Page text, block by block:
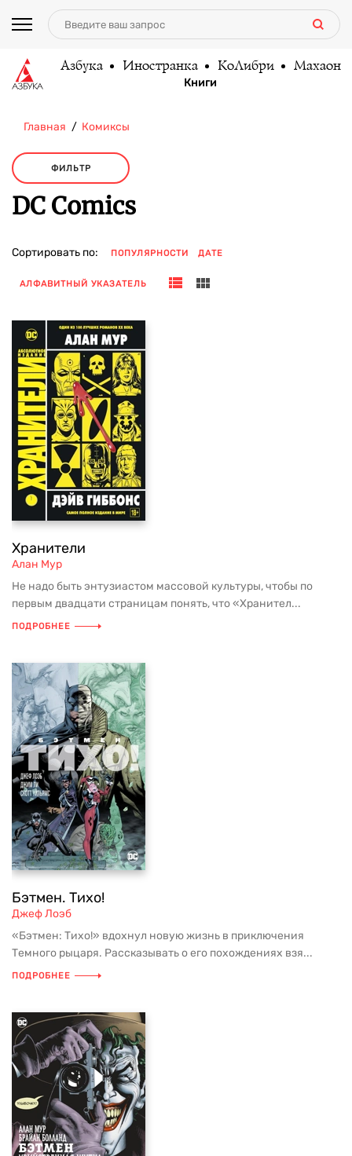
Азбука Иностранка КоЛибри Махаон
Книги
Главная Комиксы
ФИЛЬТР
DC Comics
Сортировать по: ПОПУЛЯРНОСТИ ДАТЕ
АЛФАВИТНЫЙ УКАЗАТЕЛЬ
Хранители
Алан Мур
Не надо быть энтузиастом массовой культуры, чтобы по
первым двадцати страницам понять, что «Хранител...
ПОДРОБНЕЕ
Бэтмен. Тихо!
Джеф Лоэб
«Бэтмен: Тихо!» вдохнул новую жизнь в приключения
Темного рыцаря. Рассказывать о его похождениях взя...
ПОДРОБНЕЕ